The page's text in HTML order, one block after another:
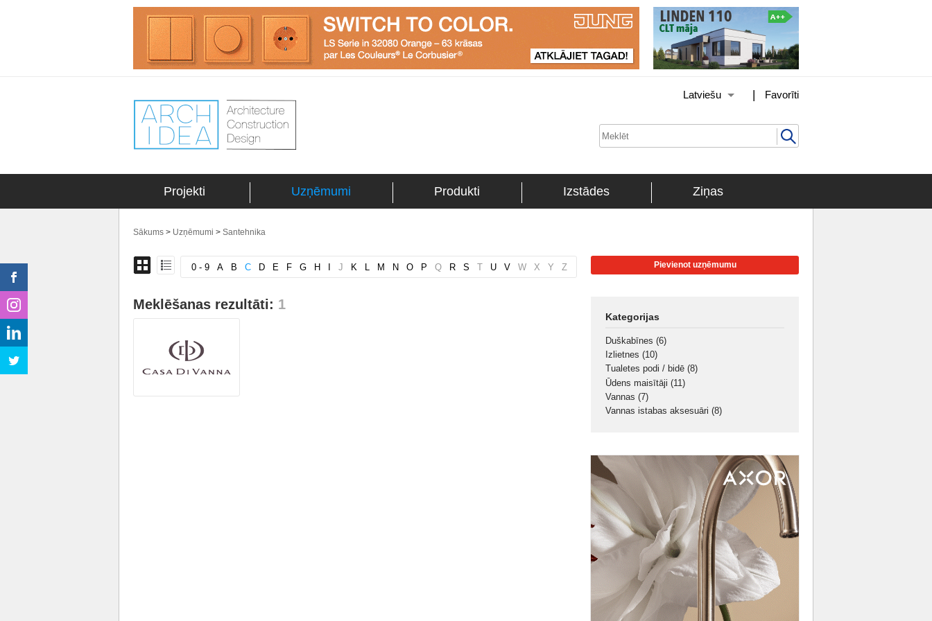
Favorīti
|
Latviešu
Projekti Uzņēmumi Produkti Izstādes Ziņas
Sākums > Uzņēmumi > Santehnika
0 - 9 A B C D E F G H J K L M N O P Q R S T U V W X Y Z
Meklēšanas rezultāti: 1
Pievienot uzņēmumu
Kategorijas
Duškabīnes (6)
Izlietnes (10)
Tualetes podi / bidē (8)
Ūdens maisītāji (11)
Vannas (7)
Vannas istabas aksesuāri (8)